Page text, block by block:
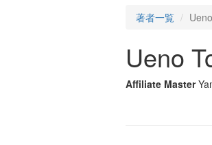
著者一覧
Ueno
Affiliate Master